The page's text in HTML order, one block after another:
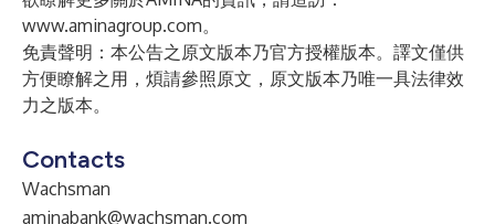
www.aminagroup.com。
免責聲明：本公告之原文版本乃官方授權版本。譯文僅供
方便瞭解之用，煩請參照原文，原文版本乃唯一具法律效
力之版本。
Contacts
Wachsman
aminabank@wachsman.com